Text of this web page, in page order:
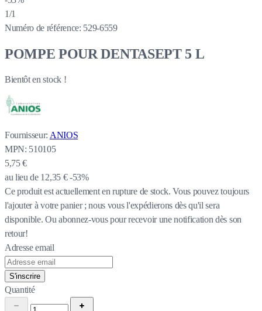
1/1
Numéro de référence: 529-6559
POMPE POUR DENTASEPT 5 L
Bientôt en stock !
Fournisseur: ANIOS
MPN: 510105
5,75 €
au lieu de 12,35 € -53%
Ce produit est actuellement en rupture de stock. Vous pouvez toujours
l'ajouter à votre panier ; nous vous l'expédierons dès qu'il sera
disponible. Ou abonnez-vous pour recevoir une notification dès son
retour!
Adresse email
S'inscrire
Quantité